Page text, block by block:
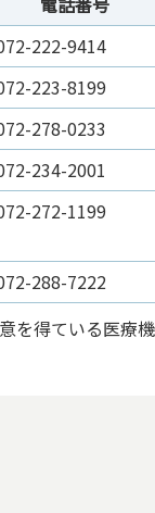
222-9414
223-8199
278-0233
234-2001
272-1199
288-7222
を得ている医療